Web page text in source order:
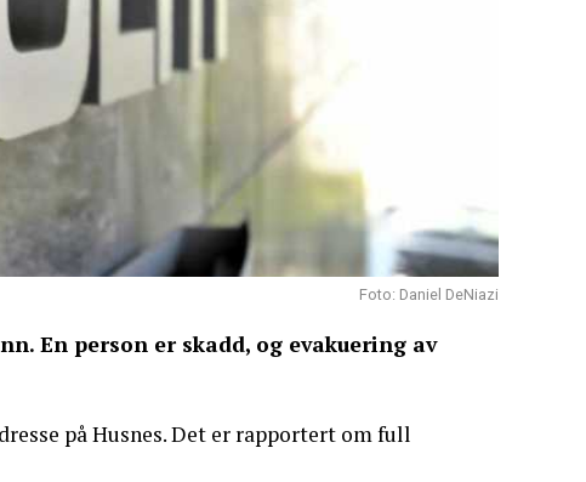
Foto: Daniel DeNiazi
En person er skadd, og evakuering av
på Husnes. Det er rapportert om full